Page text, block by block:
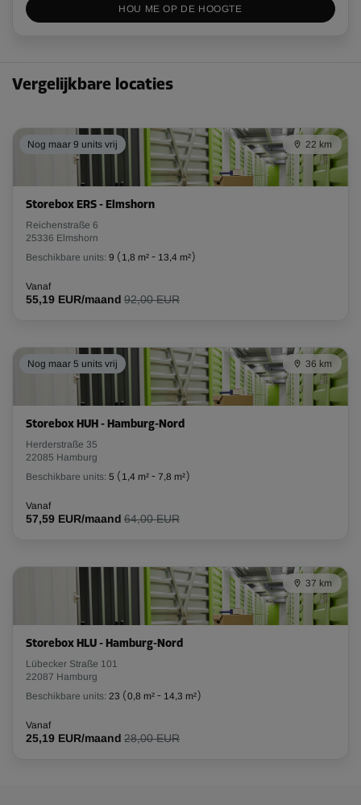
HOU ME OP DE HOOGTE
Vergelijkbare locaties
Nog maar 9 units vrij 22 km
Storebox ERS - Elmshorn
Reichenstraße 6
25336 Elmshorn
Beschikbare units: 9 ( 1,8 m² - 13,4 m²)
Vanaf
55,19 EUR/maand 92,00 EUR
Nog maar 5 units vrij 36 km
Storebox HUH - Hamburg-Nord
Herderstraße 35
22085 Hamburg
Beschikbare units: 5 ( 1,4 m² - 7,8 m²)
Vanaf
57,59 EUR/maand 64,00 EUR
37 km
Storebox HLU - Hamburg-Nord
Lübecker Straße 101
22087 Hamburg
Beschikbare units: 23 (0,8 m² - 14,3 m²)
Vanaf
25,19 EUR/maand 28,00 EUR